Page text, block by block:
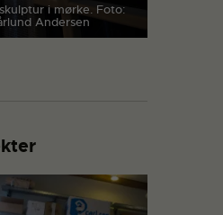
i mørke. Foto:
Andersen